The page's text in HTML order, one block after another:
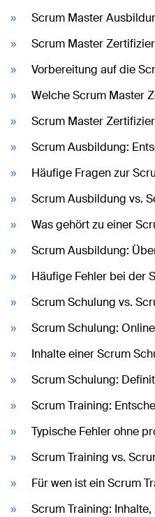
Scrum Master
Scrum Master
Vorbereitung auf die
Welche Scrum Master
Scrum Master
Scrum Ausbildung:
Häufige Fragen zur
Scrum Ausbildung vs.
Was gehört zu einer
Scrum Ausbildung:
Häufige Fehler bei der
Scrum Schulung vs.
Scrum Schulung:
Inhalte einer Scrum
Scrum Schulung:
Scrum Training:
Typische Fehler ohne
Scrum Training vs.
Für wen ist ein Scrum
Scrum Training: